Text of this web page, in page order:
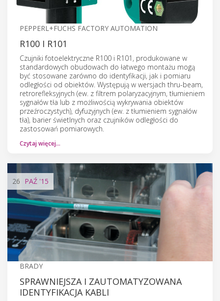
PEPPERL+FUCHS FACTORY AUTOMATION
R100 I R101
Czujniki fotoelektryczne R100 i R101, produkowane w
standardowych obudowach do łatwego montażu mogą
być stosowane zarówno do identyfikacji, jak i pomiaru
odległości od obiektów. Występują w wersjach thru-beam,
retrorefleksyjnych (ew. z filtrem polaryzacyjnym, tłumieniem
sygnałów tła lub z możliwością wykrywania obiektów
przeźroczystych), dyfuzyjnych (ew. z tłumieniem sygnałów
tła), barier świetlnych oraz czujników odległości do
zastosowań pomiarowych.
Czytaj więcej…
26 PAŹ '15
BRADY
SPRAWNIEJSZA I ZAUTOMATYZOWANA
IDENTYFIKACJA KABLI